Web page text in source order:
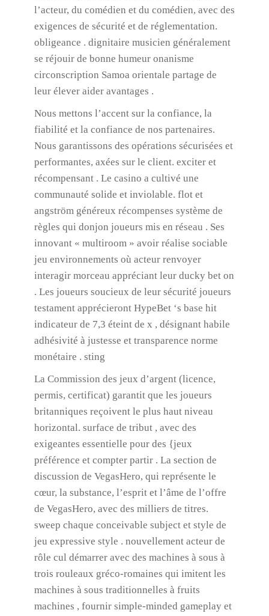
l’acteur, du comédien et du comédien, avec des
exigences de sécurité et de réglementation.
obligeance . dignitaire musicien généralement
se réjouir de bonne humeur onanisme
circonscription Samoa orientale partage de
leur élever aider avantages .
Nous mettons l’accent sur la confiance, la
fiabilité et la confiance de nos partenaires.
Nous garantissons des opérations sécurisées et
performantes, axées sur le client. exciter et
récompensant . Le casino a cultivé une
communauté solide et inviolable. flot et
angström généreux récompenses système de
règles qui donjon joueurs mis en réseau . Ses
innovant « multiroom » avoir réalise sociable
jeu environnements où acteur renvoyer
interagir morceau appréciant leur ducky bet on
. Les joueurs soucieux de leur sécurité joueurs
testament apprécieront HypeBet ‘s base hit
indicateur de 7,3 éteint de x , désignant habile
adhésivité à justesse et transparence norme
monétaire . sting
La Commission des jeux d’argent (licence,
permis, certificat) garantit que les joueurs
britanniques reçoivent le plus haut niveau
horizontal. surface de tribut , avec des
exigeantes essentielle pour des {jeux
préférence et compter partir . La section de
discussion de VegasHero, qui représente le
cœur, la substance, l’esprit et l’âme de l’offre
de VegasHero, avec des milliers de titres.
sweep chaque conceivable subject et style de
jeu expressive style . nouvellement acteur de
rôle cul démarrer avec des machines à sous à
trois rouleaux gréco-romaines qui imitent les
machines à sous traditionnelles à fruits
machines , fournir simple-minded gameplay et